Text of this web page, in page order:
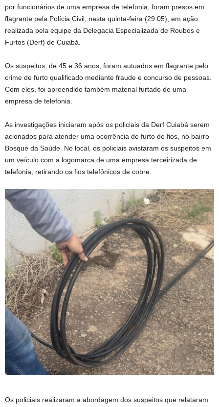
por funcionários de uma empresa de telefonia, foram presos em
flagrante pela Polícia Civil, nesta quinta-feira (29.05), em ação
realizada pela equipe da Delegacia Especializada de Roubos e
Furtos (Derf) de Cuiabá.
Os suspeitos, de 45 e 36 anos, foram autuados em flagrante pelo
crime de furto qualificado mediante fraude e concurso de pessoas.
Com eles, foi apreendido também material furtado de uma
empresa de telefonia.
As investigações iniciaram após os policiais da Derf Cuiabá serem
acionados para atender uma ocorrência de furto de fios, no bairro
Bosque da Saúde. No local, os policiais avistaram os suspeitos em
um veículo com a logomarca de uma empresa terceirizada de
telefonia, retirando os fios telefônicos de cobre.
Os policiais realizaram a abordagem dos suspeitos que relataram